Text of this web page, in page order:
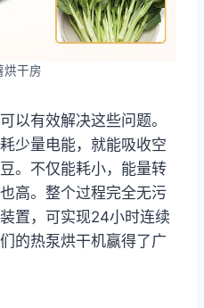
烘干房
可以有效解决这些问题。
少量电能，就能吸收空
。不仅能耗小，能量转
高。整个过程完全无污
置，可实现24小时连续
的热泵烘干机赢得了广